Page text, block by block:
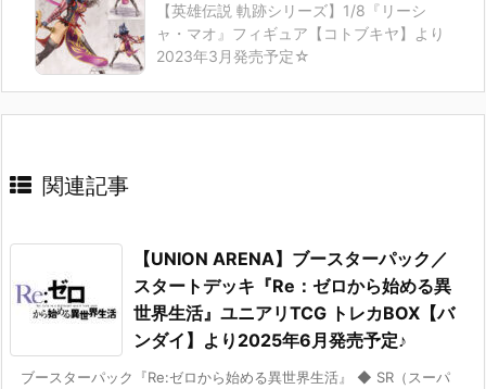
【英雄伝説 軌跡シリーズ】1/8『リーシ
ャ・マオ』フィギュア【コトブキヤ】より
2023年3月発売予定☆
関連記事
【UNION ARENA】ブースターパック／
スタートデッキ『Re：ゼロから始める異
世界生活』ユニアリTCG トレカBOX【バ
ンダイ】より2025年6月発売予定♪
ブースターパック『Re:ゼロから始める異世界生活』 ◆ SR（スーパ